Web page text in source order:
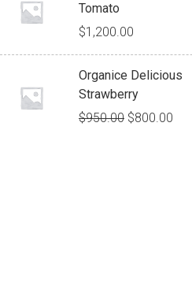
Tomato
$1,200.00
Organice Delicious
Strawberry
$950.00 $800.00